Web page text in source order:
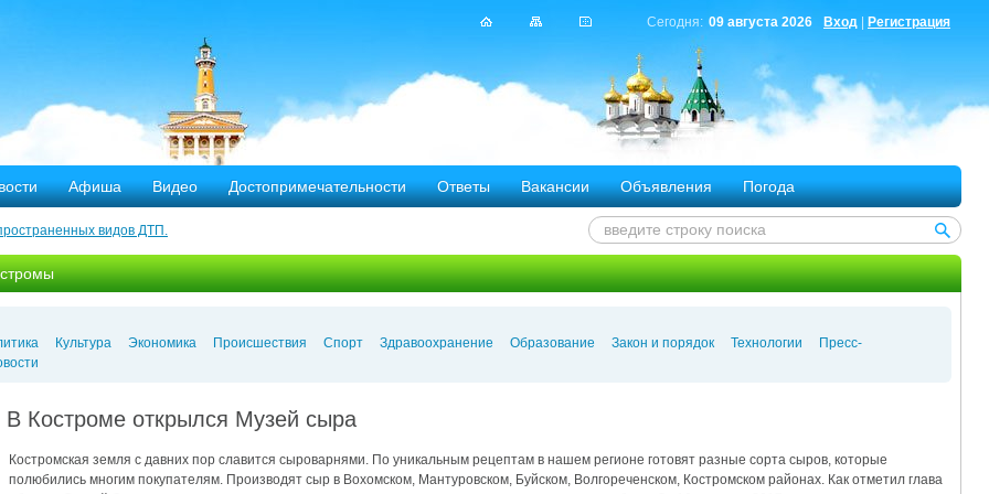
Вход Регистрация
Сегодня: 09 августа 2026
Афиша Видео Достопримечательности Ответы Вакансии Объявления Погода
видов ДТП.
дорог
аварии на Чернобыльской АЭС
в Кострому.
оштрафовано 20 человек
Культура Экономика Происшествия Спорт Здравоохранение Образование Закон и порядок Технологии
Пресс-
В Костроме открылся Музей сыра
Костромская земля с давних пор славится сыроварнями. По уникальным рецептам в нашем регионе готовят разные сорта сыров, которые
полюбились многим покупателям. Производят сыр в Вохомском, Мантуровском, Буйском, Волгореченском, Костромском районах. Как отметил глава